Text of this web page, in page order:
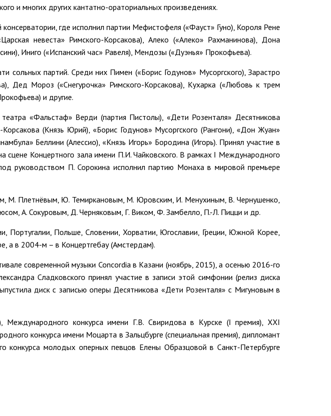
и многих других кантатно-ораториальных произведениях.
где исполнил партии Мефистофеля («Фауст» Гуно), Короля Рене
невеста» Римского-Корсакова), Алеко («Алеко» Рахманинова), Дона
Иниго («Испанский час» Равеля), Мендозы («Дуэнья» Прокофьева).
партий. Среди них Пимен («Борис Годунов» Mусоргского), Зарастро
Дед Мороз («Снегурочка» Римского-Корсакова), Кухарка («Любовь к трем
и другие.
«Фальстаф» Верди (партия Пистолы), «Дети Розенталя» Десятникова
(Князь Юрий), «Борис Годунов» Мусоргского (Рангони), «Дон Жуан»
Беллини (Алессио), «Князь Игорь» Бородина (Игорь). Принял участие в
Концертного зала имени П.И. Чайковского. В рамках I Международного
руководством П. Сорокина исполнил партию Монаха в мировой премьере
М. Плетнёвым, Ю. Темиркановым, М. Юровским, И. Менухиным, В. Чернушенко,
А. Сокуровым, Д. Черняковым, Г. Виком, Ф. Замбелло, П.-Л. Пицци и др.
Португалии, Польше, Словении, Хорватии, Югославии, Греции, Южной Корее,
а в 2004-м – в Концертгебау (Амстердам).
современной музыки Concordia в Казани (ноябрь, 2015), а осенью 2016-го
Сладковского принял участие в записи этой симфонии (релиз диска
диск с записью оперы Десятникова «Дети Розенталя» c Мигуновым в
конкурса имени Г.В. Свиридова в Курске (I премия), XXI
конкурса имени Моцарта в Зальцбурге (специальная премия), дипломант
конкурса молодых оперных певцов Елены Образцовой в Санкт-Петербурге